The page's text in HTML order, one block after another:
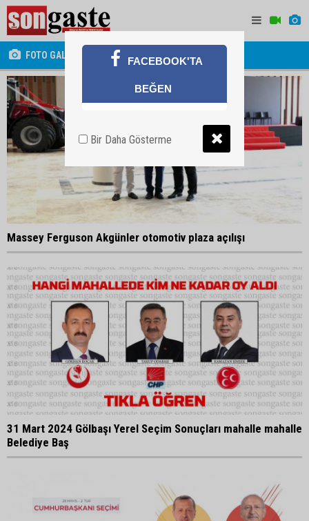
FOTO GALERİ
Massey Ferguson Akgünler otomotiv plaza açılışı
31 Mart 2024 Gölbaşı Yerel Seçim Sonuçları mahalle mahalle
Belediye Baş
FACEBOOK'TA
BEĞEN
Bir Daha Gösterme